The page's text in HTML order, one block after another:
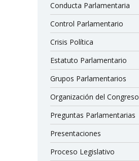
Conducta Parlamentaria
Control Parlamentario
Crisis Política
Estatuto Parlamentario
Grupos Parlamentarios
Organización del Congreso
Preguntas Parlamentarias
Presentaciones
Proceso Legislativo